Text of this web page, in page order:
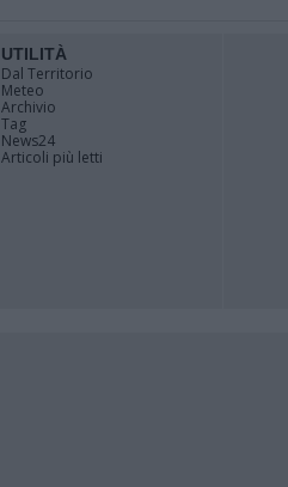
UTILITÀ
Dal Territorio
Meteo
Archivio
Tag
News24
Articoli più letti